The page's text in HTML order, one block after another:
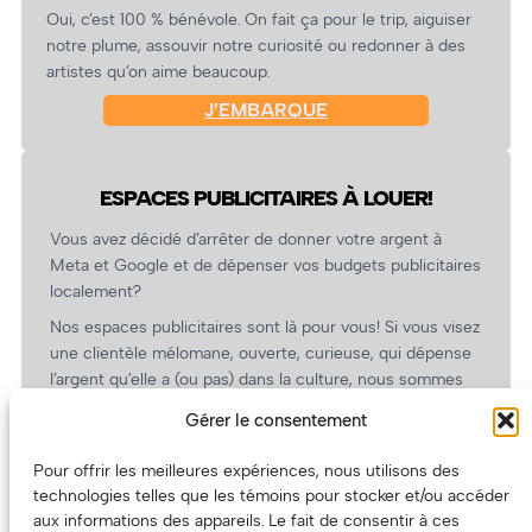
Gérer le consentement
Pour offrir les meilleures expériences, nous utilisons des
technologies telles que les témoins pour stocker et/ou accéder
aux informations des appareils. Le fait de consentir à ces
Oui, c’est 100 % bénévole. On fait ça pour le trip, aiguiser
notre plume, assouvir notre curiosité ou redonner à des
artistes qu’on aime beaucoup.
J’EMBARQUE
ESPACES PUBLICITAIRES À LOUER!
Vous avez décidé d’arrêter de donner votre argent à
Meta et Google et de dépenser vos budgets publicitaires
localement?
Nos espaces publicitaires sont là pour vous! Si vous visez
une clientèle mélomane, ouverte, curieuse, qui dépense
l’argent qu’elle a (ou pas) dans la culture, nous sommes
revient.
(Oui, on va avoir des tarifs spéciaux pour vous, les